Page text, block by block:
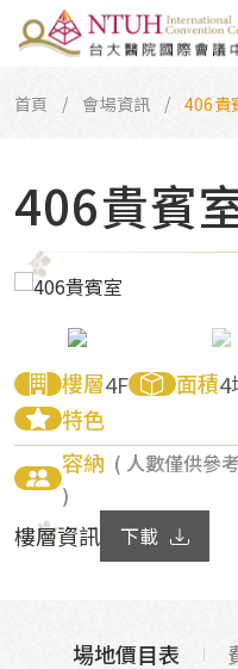
首頁 會場資訊 406貴
406貴賓
樓層4F 面積4
特色
容納 ( 人數僅供參
)
樓層資訊 下載
場地價目表